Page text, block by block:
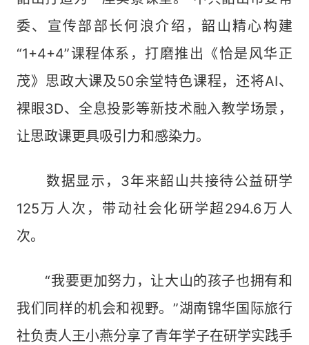
委、宣传部部长何浪介绍，韶山精心构建
“1+4+4”课程体系，打磨推出《恰是风华正
茂》思政大课及50余堂特色课程，还将AI、
裸眼3D、全息投影等新技术融入教学场景，
让思政课更具吸引力和感染力。
数据显示，3年来韶山共接待公益研学
125万人次，带动社会化研学超294.6万人
次。
“我要更加努力，让大山的孩子也拥有和
我们同样的机会和视野。”湖南锦华国际旅行
社负责人王小燕分享了青年学子在研学实践手